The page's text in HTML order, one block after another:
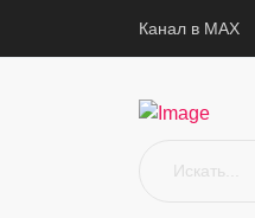
Канал в MAX